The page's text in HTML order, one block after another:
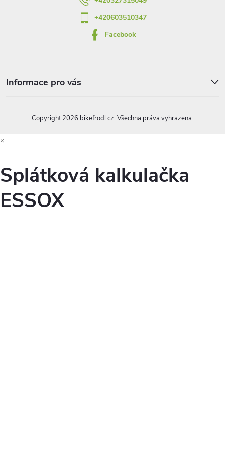
+420603510347
Facebook
Informace pro vás
Copyright 2026 bikefrodl.cz. Všechna práva vyhrazena.
×
Splátková kalkulačka
ESSOX